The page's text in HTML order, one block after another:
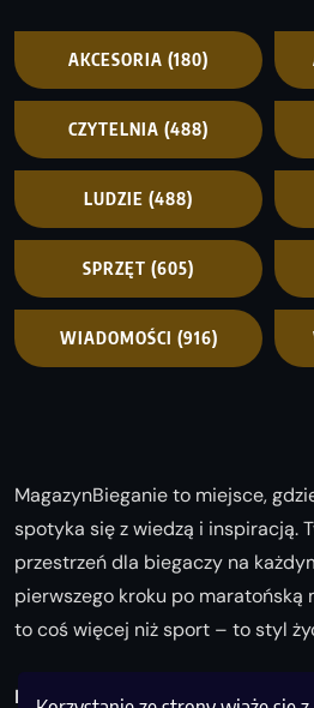
AKCESORIA (180)
CZYTELNIA (488)
LUDZIE (488)
SPRZĘT (605)
WIADOMOŚCI (916)
MagazynBieganie to miejsce,
spotyka się z wiedzą i inspiracją.
przestrzeń dla biegaczy na
pierwszego kroku po maratońską
to coś więcej niż sport – to styl
Biegaj z nami i odkrywaj swoją